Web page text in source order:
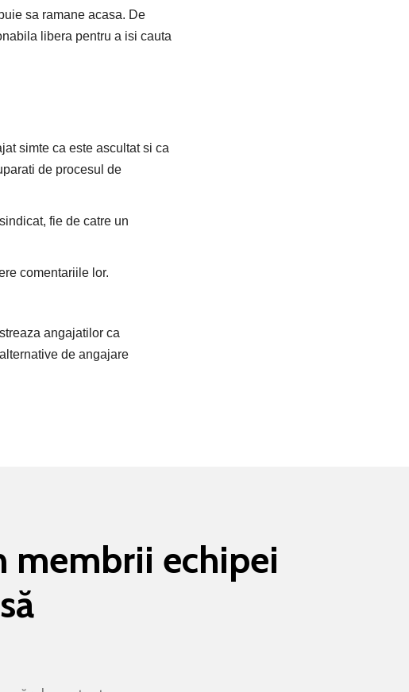
sa ramane acasa. De
libera pentru a isi cauta
simte ca este ascultat si ca
de procesul de
fie de catre un
comentariile lor.
angajatilor ca
de angajare
membrii echipei